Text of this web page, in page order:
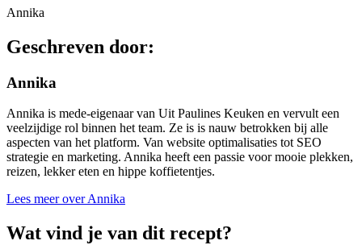
Annika
Geschreven door:
Annika
Annika is mede-eigenaar van Uit Paulines Keuken en vervult een
veelzijdige rol binnen het team. Ze is is nauw betrokken bij alle
aspecten van het platform. Van website optimalisaties tot SEO
strategie en marketing. Annika heeft een passie voor mooie plekken,
reizen, lekker eten en hippe koffietentjes.
Lees meer over Annika
Wat vind je van dit recept?